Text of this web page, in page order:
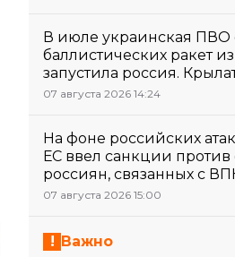
В июле украинская ПВО
баллистических ракет
запустила россия.
07 августа 2026 14:24
На фоне российских
ЕС ввел санкции
россиян, связанных с
07 августа 2026 15:00
Важно